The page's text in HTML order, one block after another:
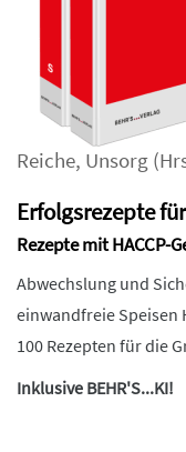
Reiche, Unsorg
Erfolgsrezepte
Rezepte mit HACCP-
Abwechslung und
einwandfreie Speisen
100 Rezepten für die
Inklusive BEHR'S...KI!